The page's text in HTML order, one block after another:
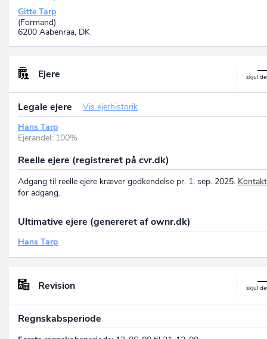
Gitte Tarp
(Formand)
6200 Aabenraa, DK
Ejere
Legale ejere
Vis ejerhistorik
Hans Tarp
Ejerandel: 100%
Reelle ejere (registreret på cvr.dk)
Adgang til reelle ejere kræver godkendelse pr. 1. sep. 2025.
for adgang.
Ultimative ejere (genereret af ownr.dk)
Hans Tarp
Revision
Regnskabsperiode